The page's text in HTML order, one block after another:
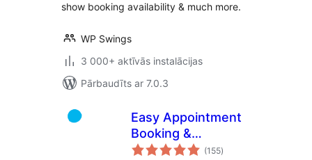
show booking availability & much more.
WP Swings
3 000+ aktīvās instalācijas
Pārbaudīts ar 7.0.3
Easy Appointment
Booking &
Scheduling System
(155vērtējumu
kopsumma
)